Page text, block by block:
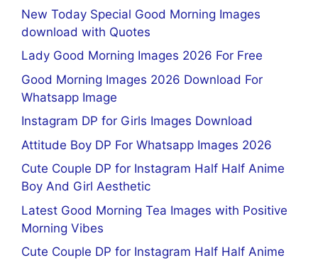
New Today Special Good Morning Images
download with Quotes
Lady Good Morning Images 2026 For Free
Good Morning Images 2026 Download For
Whatsapp Image
Instagram DP for Girls Images Download
Attitude Boy DP For Whatsapp Images 2026
Cute Couple DP for Instagram Half Half Anime
Boy And Girl Aesthetic
Latest Good Morning Tea Images with Positive
Morning Vibes
Cute Couple DP for Instagram Half Half Anime